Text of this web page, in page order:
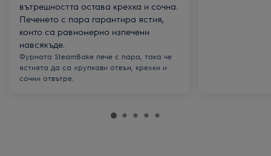
вътрешността остава крехка и сочна.
Печенето с пара гарантира ястия,
които са равномерно изпечени
навсякъде.
Фурната SteamBake пече с пара, така че
ястията да са хрупкави отвън, крехки и
сочни отвътре.